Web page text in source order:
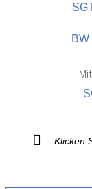
SG
Klicken